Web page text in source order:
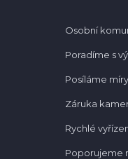
Osobní
Poradíme s
Posíláme
Záruka
Rychlé
Poporujeme